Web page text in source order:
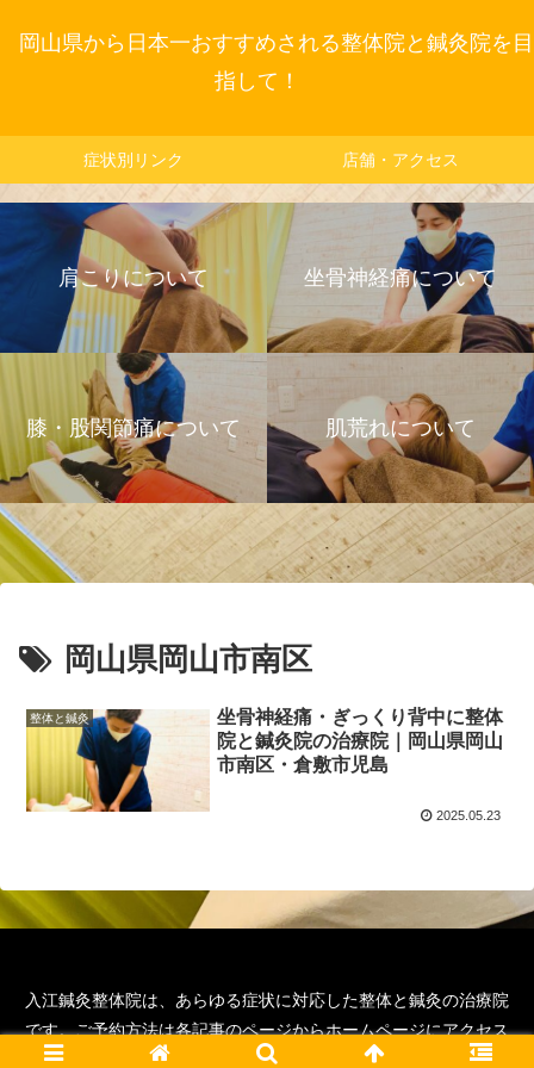
岡山県から日本一おすすめされる整体院と鍼灸院を目
指して！
症状別リンク 店舗・アクセス
肩こりについて 坐骨神経痛について
膝・股関節痛について 肌荒れについて
岡山県岡山市南区
整体と鍼灸
坐骨神経痛・ぎっくり背中に整体
院と鍼灸院の治療院｜岡山県岡山
市南区・倉敷市児島
2025.05.23
入江鍼灸整体院は、あらゆる症状に対応した整体と鍼灸の治療院
です。ご予約方法は各記事のページからホームページにアクセス
いただくと詳細が確認可能です。